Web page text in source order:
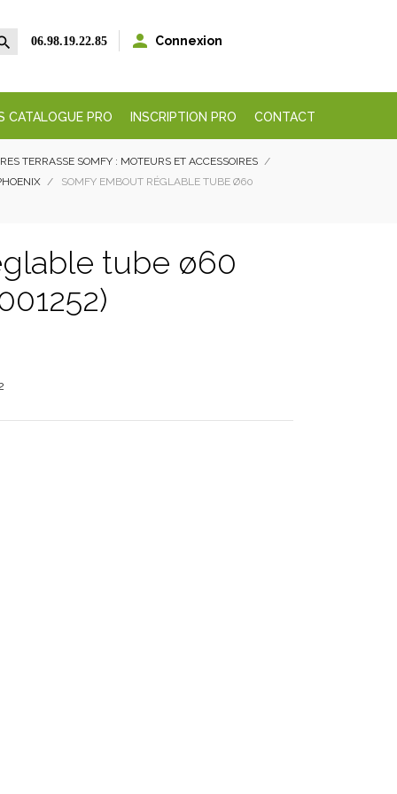
06.98.19.22.85  Connexion
CATALOGUE PRO INSCRIPTION PRO CONTACT
TERRASSE SOMFY : MOTEURS ET ACCESSOIRES
SOMFY EMBOUT RÉGLABLE TUBE Ø60
tube ø60